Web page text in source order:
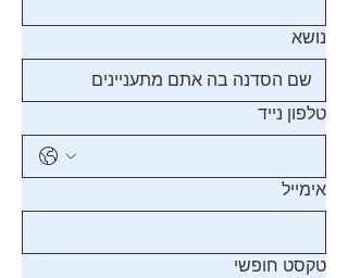
נושא
טלפון נייד
אימייל
טקסט חופשי